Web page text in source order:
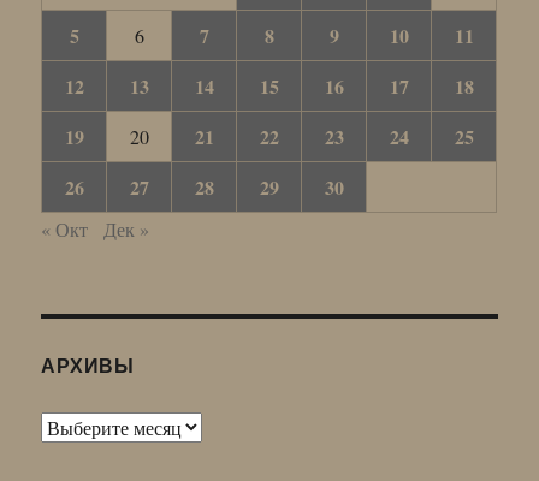
5 6 7 8 9 10
11
12
13 14 15 16 17
18
19
20 21 22 23 24
25
26
27 28 29 30
« Окт Дек »
АРХИВЫ
Архивы